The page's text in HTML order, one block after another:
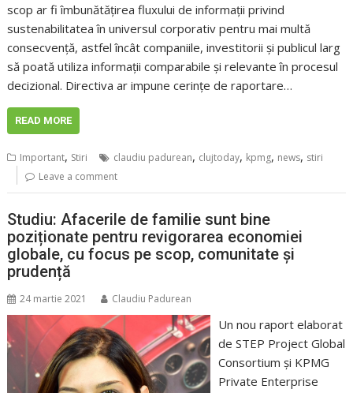
scop ar fi îmbunătățirea fluxului de informații privind
sustenabilitatea în universul corporativ pentru mai multă
consecvență, astfel încât companiile, investitorii și publicul larg
să poată utiliza informații comparabile și relevante în procesul
decizional. Directiva ar impune cerințe de raportare…
READ MORE
Important, Stiri claudiu padurean, clujtoday, kpmg, news, stiri
Leave a comment
Studiu: Afacerile de familie sunt bine
poziționate pentru revigorarea economiei
globale, cu focus pe scop, comunitate și
prudență
24 martie 2021 Claudiu Padurean
Un nou raport elaborat
de STEP Project Global
Consortium și KPMG
Private Enterprise